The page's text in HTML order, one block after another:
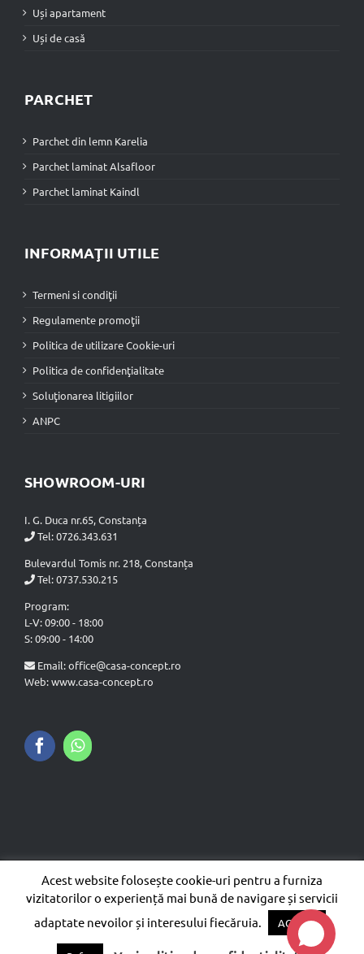
Uși apartament
Uși de casă
PARCHET
Parchet din lemn Karelia
Parchet laminat Alsafloor
Parchet laminat Kaindl
INFORMAŢII UTILE
Termeni si condiţii
Regulamente promoţii
Politica de utilizare Cookie-uri
Politica de confidenţialitate
Soluţionarea litigiilor
ANPC
SHOWROOM-URI
I. G. Duca nr.65, Constanța
Tel:0726.343.631
Bulevardul Tomis nr. 218, Constanța
Tel:0737.530.215
Program:
L-V: 09:00 - 18:00
S: 09:00 - 14:00
Email:office@casa-concept.ro
Web: www.casa-concept.ro
© Copyright2026 CASA CONCEPT DESIGN - Toate drepturile
deSiteXdesign
Acest website folosește cookie-uri pentru a furniza
vizitatorilor o experiență mai bună de navigare și servicii
adaptate nevoilor și interesului fiecăruia.
ACCEPT